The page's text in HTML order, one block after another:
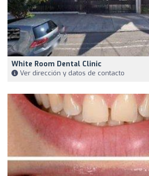
White Room Dental Clinic
Ver dirección y datos de contacto